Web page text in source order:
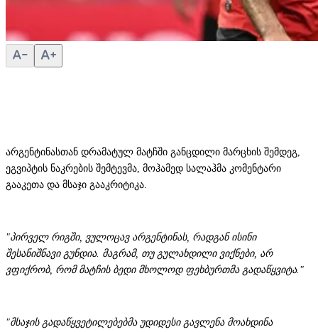
არგენტინასთან დრამატულ მატჩში განცდილი მარცხის შემდეგ,
ეგვიპტის ნაკრების შემტევმა, მოჰამედ სალაჰმა კომენტარი
გააკეთა და მსაჯი გააკრიტიკა.
"პირველ რიგში, ვულოცავ არგენტინას, რადგან ისინი
შესანიშნავი გუნდია. მაგრამ, თუ გულახდილი ვიქნები, არ
ვფიქრობ, რომ მატჩის ბედი მხოლოდ ფეხბურთმა გადაწყვიტა."
"მსაჯის გადაწყვეტილებებმა უდიდესი გავლენა მოახდინა